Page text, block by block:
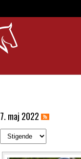
maj 2022